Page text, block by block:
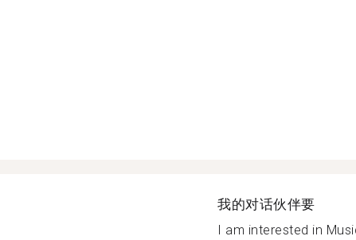
我的对话伙伴要
I am interested in